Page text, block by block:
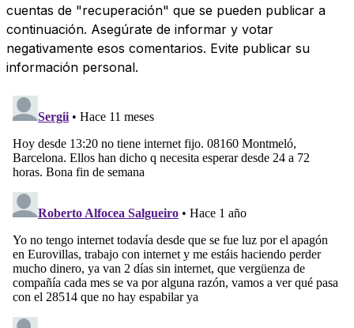
cuentas de "recuperación" que se pueden publicar a
continuación. Asegúrate de informar y votar
negativamente esos comentarios. Evite publicar su
información personal.